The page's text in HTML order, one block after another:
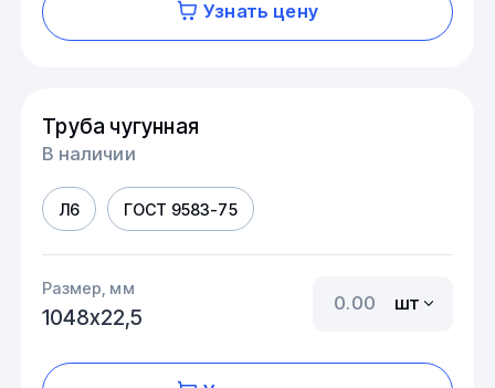
Узнать цену
Труба чугунная
В наличии
Л6 ГОСТ 9583-75
Размер, мм
1048х22,5
шт